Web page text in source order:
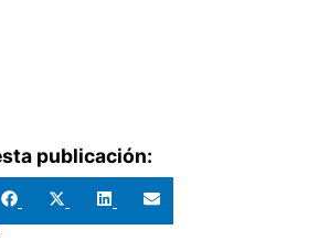
publicación:
Compartir
en
Facebook
Compartir
en
X
Compartir
en
LinkedIn
Compartir
en
Email